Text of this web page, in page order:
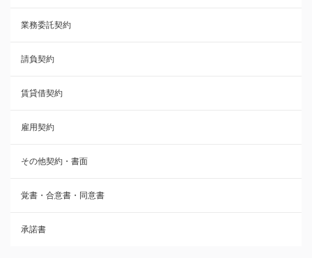
雇用契約
その他契約・書面
売買契約
株主総会議事録・関連書類
請負契約
フランチャイズ契約
賃貸借契約
業務委託契約
請負契約
賃貸借契約
雇用契約
その他契約・書面
覚書・合意書・同意書
承諾書